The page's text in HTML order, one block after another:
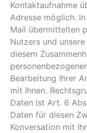
Kontaktaufnahme
Adresse möglich.
Mail übermittelten
Nutzers und
diesem
Bearbeitung Ihrer
mit Ihnen.
Daten ist Art. 6
Daten für diesen
Konversation mit